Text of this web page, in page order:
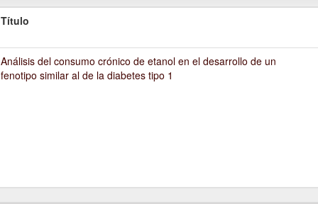
Título
Análisis del consumo crónico de etanol en el desarrollo de un
fenotipo similar al de la diabetes tipo 1